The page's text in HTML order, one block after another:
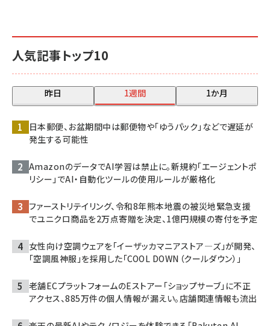
人気記事トップ10
昨日 1週間 1か月
日本郵便、お盆期間中は郵便物や「ゆうパック」などで遅延が
発生する可能性
AmazonのデータでAI学習は禁止に。新規約「エージェントポ
リシー」でAI・自動化ツールの使用ルールが厳格化
ファーストリテイリング、令和8年熊本地震の被災地緊急支援
でユニクロ商品を2万点寄贈を決定、1億円規模の寄付を予定
女性向け空調ウェアを「イーザッカマニアストア―ズ」が開発、
「空調風神服」を採用した「COOL DOWN（クールダウン）」
老舗ECプラットフォームのEストアー「ショップサーブ」に不正
アクセス、885万件の個人情報が漏えい。店舗関連情報も流出